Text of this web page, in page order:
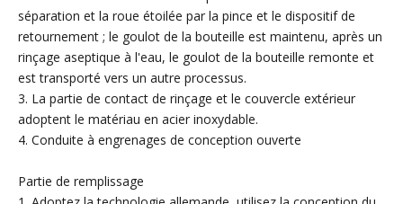
séparation et la roue étoilée par la pince et le dispositif de
retournement ; le goulot de la bouteille est maintenu, après un
rinçage aseptique à l'eau, le goulot de la bouteille remonte et
est transporté vers un autre processus.
3. La partie de contact de rinçage et le couvercle extérieur
adoptent le matériau en acier inoxydable.
4. Conduite à engrenages de conception ouverte
Partie de remplissage